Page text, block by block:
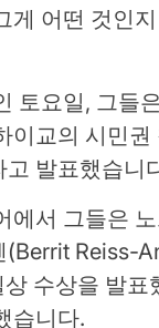
게 어떤 것인
토요일, 그들
이교의 시민
발표했습니
에서 그들은
(Berrit Reiss-
수상을 발표
습니다.